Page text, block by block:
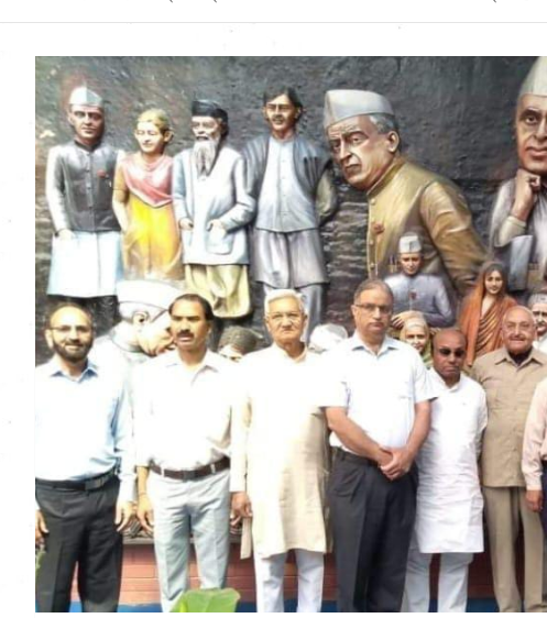
Uttarakhand News in
Hindi